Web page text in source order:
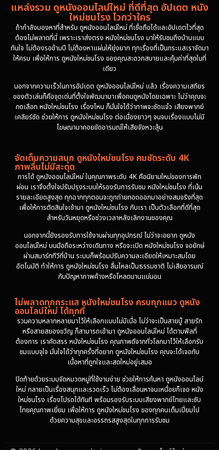
1986
1985
1981
1978
1974
แหล่งรวม ดูหนังออนไลน์ใหม่ ที่ดีที่สุด อัปเดต หนัง
ใหม่ชนโรง ไวกว่าใคร
ถ้ากำลังมองหาที่สำหรับ ดูหนังออนไลน์ใหม่ ที่เชื่อถือได้และอัปเดตไวที่สุด
ต้องไม่พลาดที่นี่ เพราะเราส่งตรง หนังใหม่ชนโรง มาให้รับชมถึงบ้านแบบ
ทันใจ ไม่ต้องรอข้ามปี ไม่ต้องหาแผ่นให้ยุ่งยาก ทุกเรื่องที่เป็นกระแสเราจัดมา
ให้ครบ เพื่อให้การ ดูหนังใหม่ชนโรง ของคุณสะดวกสบายและคุ้มค่าที่สุดในที่
เดียว
นอกจากความเร็วในการอัปเดต ดูหนังออนไลน์ใหม่ แล้ว เรื่องความเสถียร
ของตัวเล่นก็คือจุดเด่นที่ตั้งใจพัฒนามาเพื่อคนดูหนังโดยเฉพาะ ไม่ว่าคุณจะ
กดเลือก หนังใหม่ชนโรง เรื่องไหน ก็มั่นใจได้ว่าภาพจะชัดแจ๋ว เสียงพากย์
เคลียร์ชัด ช่วยให้การ ดูหนังใหม่ชนโรง ต่อเนื่องยาวๆ จนจบเรื่องแบบไม่มี
โฆษณามาคอยขัดอารมณ์ให้เสียจังหวะลุ้น
จัดเต็มความสนุก ดูหนังใหม่ชนโรง คมชัดระดับ 4K
ภาพลื่นไม่มีสะดุด
การได้ ดูหนังออนไลน์ใหม่ ในคุณภาพระดับ 4K คือนิยามใหม่ของการพัก
ผ่อน เราจึงตั้งใจปรับปรุงระบบให้รองรับการรับชม หนังใหม่ชนโรง ที่เน้น
รายละเอียดสูงสุด ทุกฉากทุกตอนจะถูกถ่ายทอดออกมาอย่างสมจริงที่สุด
เพื่อให้การตัดสินใจเข้ามา ดูหนังใหม่ชนโรง กับเรา เป็นตัวเลือกที่ดีที่สุด
สำหรับวันหยุดหรือช่วงเวลาหลังเลิกงานของคุณ
นอกจากนี้ยังรองรับการใช้งานผ่านทุกอุปกรณ์ ไม่ว่าจะอยาก ดูหนัง
ออนไลน์ใหม่ บนมือถือระหว่างเดินทาง หรือจะเปิด หนังใหม่ชนโรง จอยักษ์
ผ่านสมาร์ททีวีที่บ้าน ระบบก็พร้อมปรับความละเอียดให้เหมาะสมโดย
อัตโนมัติ ทำให้การ ดูหนังใหม่ชนโรง ลื่นไหลเป็นธรรมชาติ ไม่เสียอารมณ์
กับปัญหาภาพค้างหรือโหลดนานแน่นอน
ไม่พลาดทุกกระแส หนังใหม่ชนโรง ครบทุกแนว ดูหนัง
ออนไลน์ใหม่ ได้ทุกที่
รวมความหลากหลายมาไว้ให้เลือกแบบไม่มีเบื่อ ไม่ว่าจะเป็นสายบู๊ สายรัก
หรือสายสยองขวัญ ก็สามารถเข้ามา ดูหนังออนไลน์ใหม่ ได้ตามฟีลที่
ต้องการ เราคัดสรร หนังใหม่ชนโรง คุณภาพดีจากทั่วโลกมาไว้ให้เลือกรับ
ชมแบบจุใจ มั่นใจได้ว่าทุกครั้งที่อยาก ดูหนังใหม่ชนโรง คุณจะได้เจอกับ
เนื้อหาที่ถูกใจและสดใหม่อยู่เสมอ
ปิดท้ายด้วยระบบจัดหมวดหมู่ที่ใช้งานง่าย ช่วยให้การค้นหา ดูหนังออนไลน์
ใหม่ กลายเป็นเรื่องสนุกและรวดเร็ว ไม่ต้องเลื่อนหาจนเหนื่อยก็เจอ หนัง
ใหม่ชนโรง เรื่องโปรดได้ทันที พร้อมรองรับระบบเสียงพากย์ไทยและซับ
ไทยคุณภาพเยี่ยม เพื่อให้การ ดูหนังใหม่ชนโรง ของทุกคนเต็มเปี่ยมไป
ด้วยความสุขและอรรถรสสูงสุดในทุกการรับชม